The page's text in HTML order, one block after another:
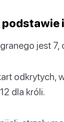
jest
odkrytych,
dla króli.